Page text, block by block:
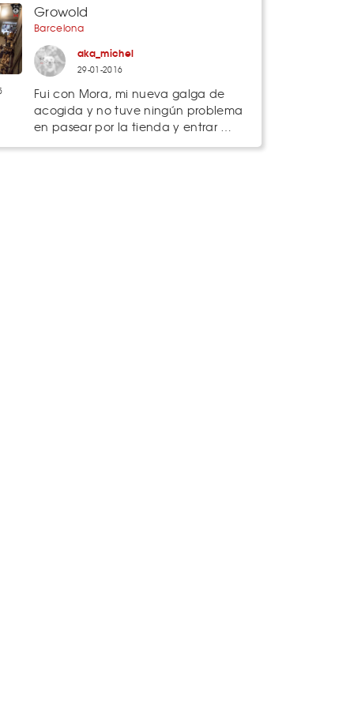
Growold
Barcelona
aka_michel
29-01-2016
Fui con Mora, mi nueva galga de
acogida y no tuve ningún problema
en pasear por la tienda y entrar …